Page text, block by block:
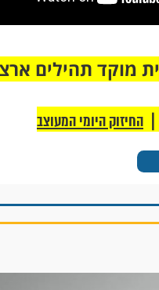
| החיזוק היומי המעוצב